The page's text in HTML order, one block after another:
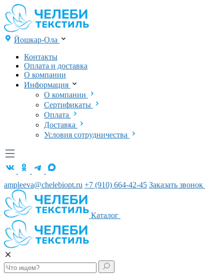
Йошкар-Ола
Контакты
Оплата и доставка
О компании
Информация
О компании
Сертификаты
Оплата
Доставка
Условия сотрудничества
ampleeva@chelebiopt.ru +7 (910) 664-42-45 Заказать звонок
Каталог